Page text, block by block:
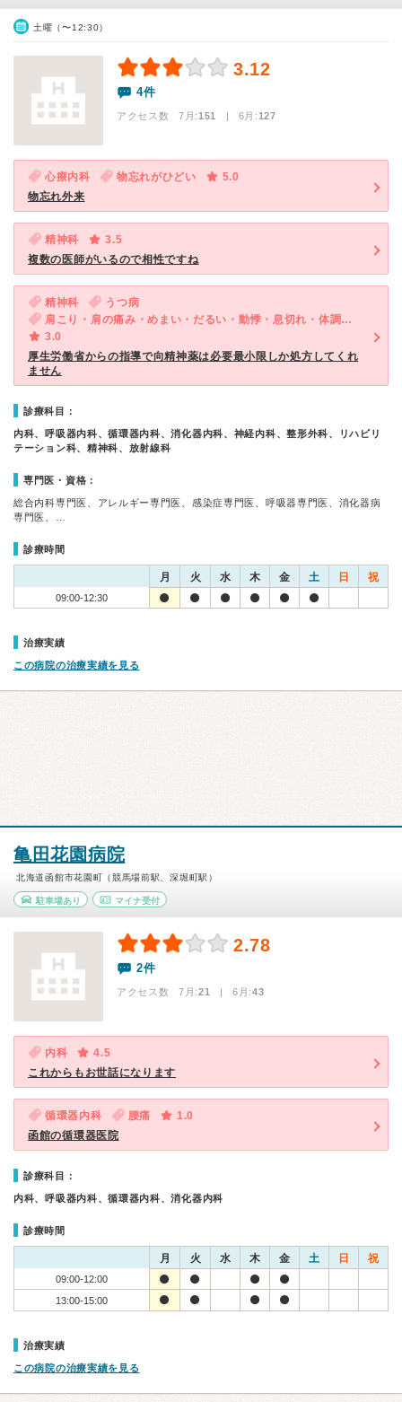
土曜（〜12:30）
3.12
4件
アクセス数 7月:151 | 6月:127
心療内科 物忘れがひどい
5.0
物忘れ外来
精神科
3.5
複数の医師がいるので相性ですね
精神科
うつ病
肩こり・肩の痛み・めまい・だるい・動悸・息切れ・体調不良・ED（男性）・気が滅入る・不安
3.0
厚生労働省からの指導で向精神薬は必要最小限しか処方してくれ
ません
診療科目：
内科、呼吸器内科、循環器内科、消化器内科、神経内科、整形外科、リハビリ
テーション科、精神科、放射線科
専門医・資格：
総合内科専門医、アレルギー専門医、感染症専門医、呼吸器専門医、消化器病
専門医、…
診療時間
月 火 水 木 金 土 日 祝
09:00-12:30
治療実績
この病院の治療実績を見る
亀田花園病院
北海道函館市花園町（競馬場前駅、深堀町駅）
駐車場あり マイナ受付
2.78
2件
アクセス数 7月:21 | 6月:43
内科
4.5
これからもお世話になります
循環器内科 腰痛
1.0
函館の循環器医院
診療科目：
内科、呼吸器内科、循環器内科、消化器内科
診療時間
月 火 水 木 金 土 日 祝
09:00-12:00
13:00-15:00
治療実績
この病院の治療実績を見る